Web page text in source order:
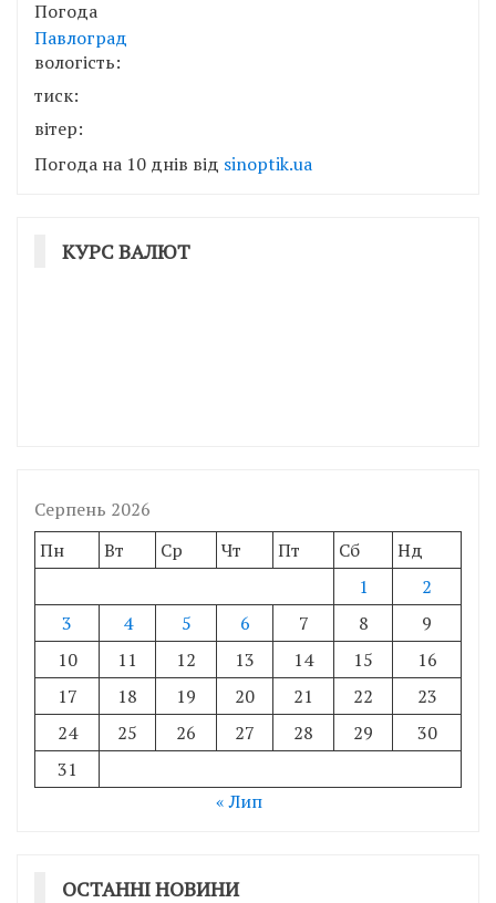
Погода
Павлоград
вологість:
тиск:
вітер:
Погода на 10 днів від sinoptik.ua
КУРС ВАЛЮТ
Серпень 2026
Пн
Вт Ср Чт Пт Сб
Нд
1
2
3
4 5 6 7 8
9
10
11 12 13 14 15
16
17
18 19 20 21 22
23
24
25 26 27 28 29
30
31
« Лип
ОСТАННІ НОВИНИ